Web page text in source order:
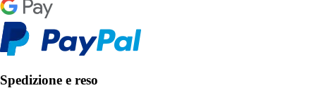
Spedizione e reso